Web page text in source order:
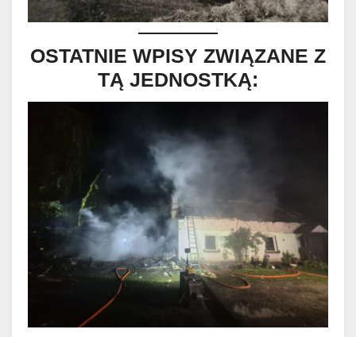
OSTATNIE WPISY ZWIĄZANE Z
TĄ JEDNOSTKĄ: